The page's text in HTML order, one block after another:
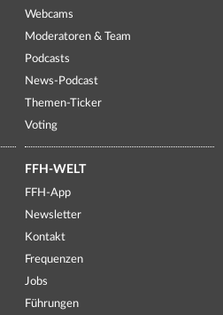
Webcams
Moderatoren & Team
Podcasts
News-Podcast
Themen-Ticker
Voting
FFH-WELT
FFH-App
Newsletter
Kontakt
Frequenzen
Jobs
Führungen